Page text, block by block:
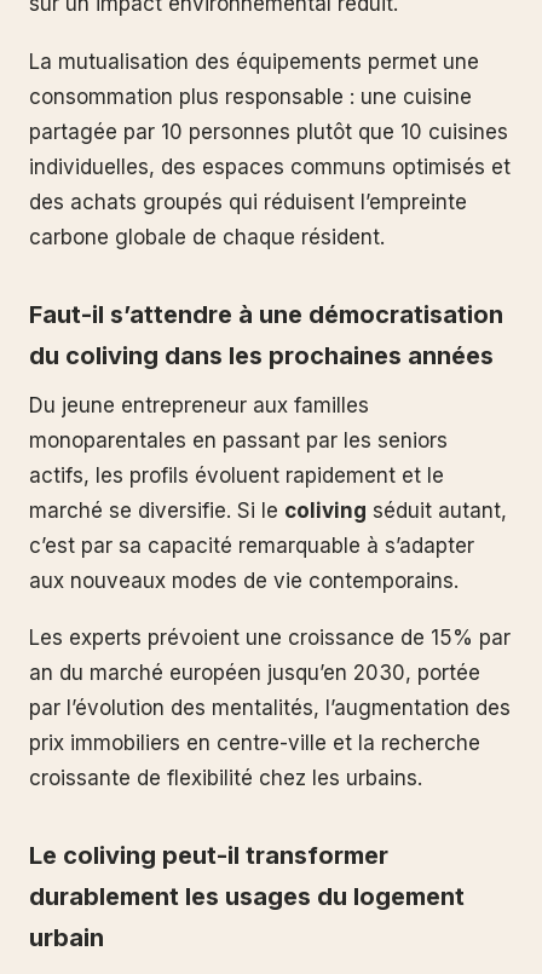
La mutualisation des équipements permet une
consommation plus responsable : une cuisine
partagée par 10 personnes plutôt que 10 cuisines
individuelles, des espaces communs optimisés et
des achats groupés qui réduisent l’empreinte
carbone globale de chaque résident.
Faut-il s’attendre à une démocratisation
du coliving dans les prochaines années
Du jeune entrepreneur aux familles
monoparentales en passant par les seniors
actifs, les profils évoluent rapidement et le
marché se diversifie. Si le coliving séduit autant,
c’est par sa capacité remarquable à s’adapter
aux nouveaux modes de vie contemporains.
Les experts prévoient une croissance de 15% par
an du marché européen jusqu’en 2030, portée
par l’évolution des mentalités, l’augmentation des
prix immobiliers en centre-ville et la recherche
croissante de flexibilité chez les urbains.
Le coliving peut-il transformer
durablement les usages du logement
urbain